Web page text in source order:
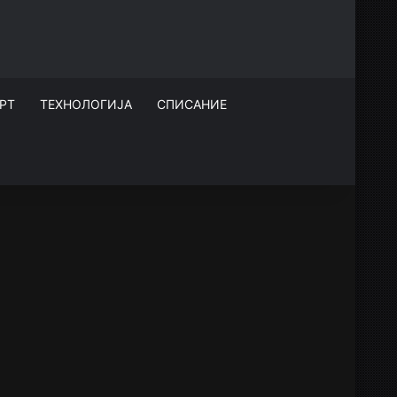
ТЕХНОЛОГИЈА СПИСАНИЕ